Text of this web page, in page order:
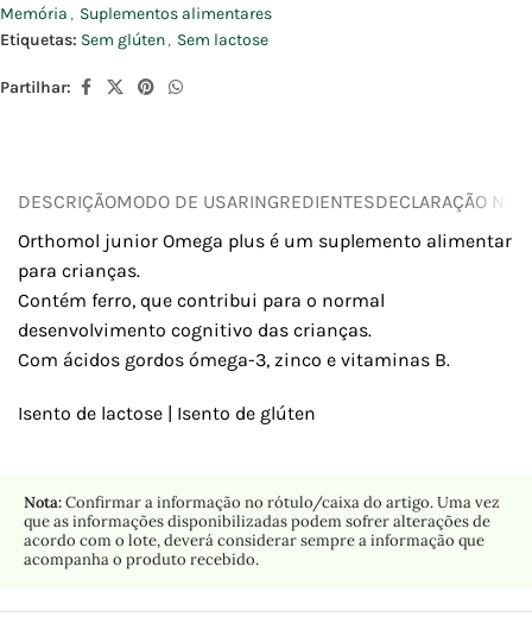
Memória , Suplementos alimentares
Etiquetas: Sem glúten, Sem lactose
Partilhar:
DESCRIÇÃOMODO DE USARINGREDIENTESDECLARAÇÃO
Orthomol junior Omega plus é um suplemento alimentar
para crianças.
Contém ferro, que contribui para o normal
desenvolvimento cognitivo das crianças.
Com ácidos gordos ómega-3, zinco e vitaminas B.
Isento de lactose | Isento de glúten
Nota:Confirmar a informação no rótulo/caixa do artigo. Uma vez
que as informações disponibilizadas podem sofrer alterações de
acordo com o lote, deverá considerar sempre a informação que
acompanha o produto recebido.